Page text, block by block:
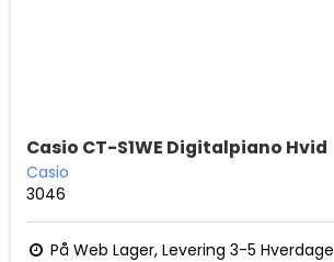
Casio CT-S1WE Digitalpiano Hvid
Casio
3046
På Web Lager, Levering 3-5 Hverdage